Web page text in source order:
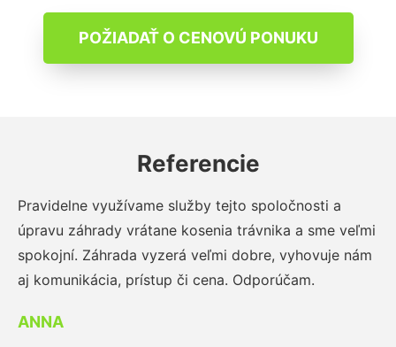
POŽIADAŤ O CENOVÚ PONUKU
Referencie
Pravidelne využívame služby tejto spoločnosti a
úpravu záhrady vrátane kosenia trávnika a sme veľmi
spokojní. Záhrada vyzerá veľmi dobre, vyhovuje nám
aj komunikácia, prístup či cena. Odporúčam.
ANNA